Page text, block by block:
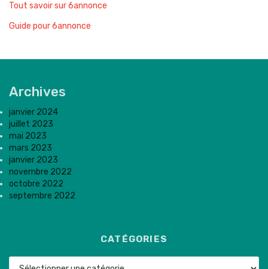
Tout savoir sur 6annonce
Guide pour 6annonce
Archives
janvier 2024
juillet 2023
mai 2023
mars 2023
janvier 2023
novembre 2022
octobre 2022
septembre 2022
CATÉGORIES